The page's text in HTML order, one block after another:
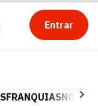
Entrar
FRANQUIAS